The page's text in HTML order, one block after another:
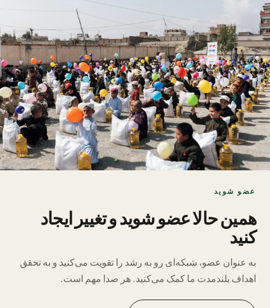
عضو شوید
همین حالا عضو شوید و تغییر ایجاد
کنید
به عنوان عضو، شبکه‌ای رو به رشد را تقویت می‌کنید و به تحقق
اهداف بلندمدت ما کمک می‌کنید. هر صدا مهم است.